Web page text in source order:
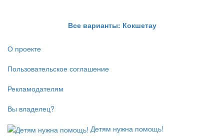
Все варианты: Кокшетау
О проекте
Пользовательское соглашение
Рекламодателям
Вы владелец?
Детям нужна помощь!